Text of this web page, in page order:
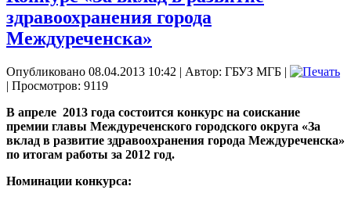
здравоохранения города
Междуреченска»
Опубликовано 08.04.2013 10:42 | Автор: ГБУЗ МГБ |
| Просмотров: 9119
В апреле 2013 года состоится конкурс на соискание
премии главы Междуреченского городского округа «За
вклад в развитие здравоохранения города Междуреченска»
по итогам работы за 2012 год.
Номинации конкурса: